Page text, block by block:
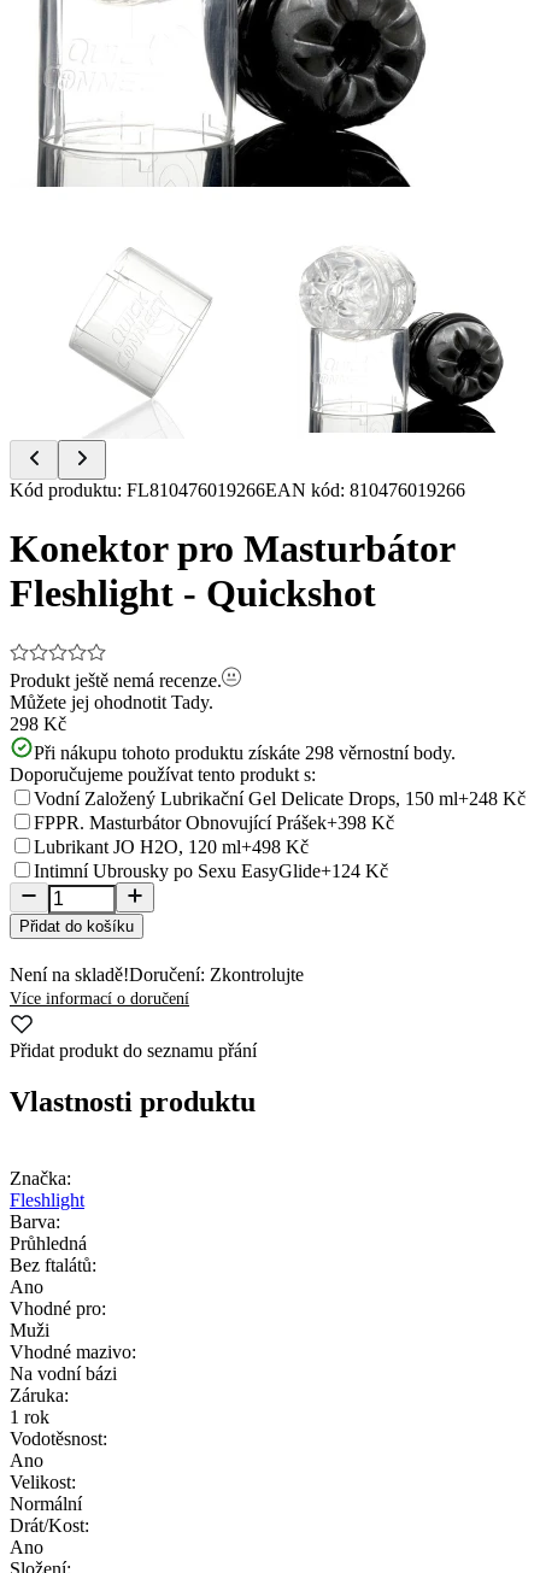
Item
of
Kód produktu: FL810476019266EAN kód: 810476019266
Konektor pro Masturbátor
Fleshlight - Quickshot
Produkt ještě nemá recenze.
Můžete jej ohodnotit Tady.
298 Kč
Při nákupu tohoto produktu získáte 298 věrnostní body.
Doporučujeme používat tento produkt s:
Vodní Založený Lubrikační Gel Delicate Drops, 150 ml+248 Kč
FPPR. Masturbátor Obnovující Prášek+398 Kč
Lubrikant JO H2O, 120 ml+498 Kč
Intimní Ubrousky po Sexu EasyGlide+124 Kč
Přidat do košíku
Není na skladě!Doručení: Zkontrolujte
Více informací o doručení
Přidat produkt do seznamu přání
Vlastnosti produktu
Značka:
Fleshlight
Barva:
Průhledná
Bez ftalátů:
Ano
Vhodné pro:
Muži
Vhodné mazivo:
Na vodní bázi
Záruka:
1 rok
Vodotěsnost:
Ano
Velikost:
Normální
Drát/Kost:
Ano
Složení: